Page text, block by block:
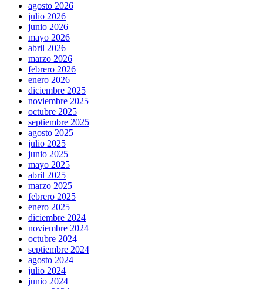
agosto 2026
julio 2026
junio 2026
mayo 2026
abril 2026
marzo 2026
febrero 2026
enero 2026
diciembre 2025
noviembre 2025
octubre 2025
septiembre 2025
agosto 2025
julio 2025
junio 2025
mayo 2025
abril 2025
marzo 2025
febrero 2025
enero 2025
diciembre 2024
noviembre 2024
octubre 2024
septiembre 2024
agosto 2024
julio 2024
junio 2024